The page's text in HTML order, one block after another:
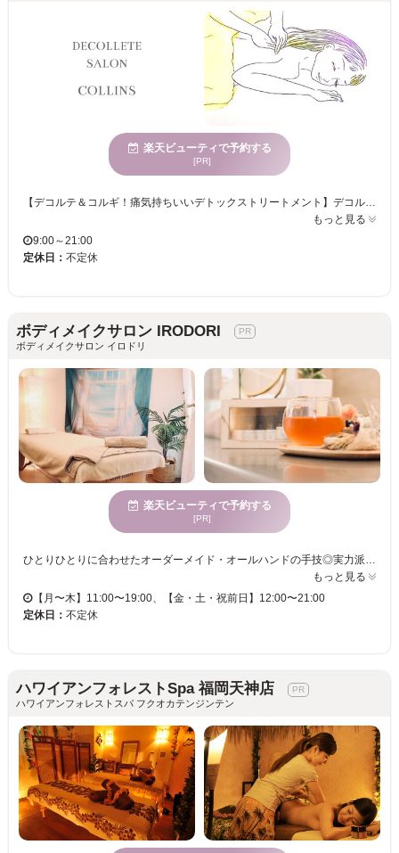
楽天ビューティで予約する
[PR]
【デコルテ＆コルギ！痛気持ちいいデトックストリートメント】デコルテにある鎖骨下リンパ節は「リンパの最終出口」といわれています。リンパは原則カラダの末端から心臓方向へと向かい、最後は鎖骨下へと流れ込み、体外へ排出される仕組みになっています。ところがデコルテが詰まっていると“ホースの出口が塞がっているような状態”となり、リンパの流れが停滞し、慢性的な肩コリ・首コリ・むくみ・疲労感の原因となります。そのため当店ではまずはじめにデコルテから施術を行うことでリンパ出口を開放し、デトックス効果を最大限高めたうえで全身骨気の施術に入ります。骨格を整え、筋膜をはがし、代謝の良いカラダへ導き、健やかな美しさを描いてゆきます。肩コリ・首コリ・むくみ・頭痛・慢性疲労といった不調でお悩みの方はぜひ一度ご相談くださいませ。オイルトリートメントを初めて受ける方にも、オイルトリートメントが好きで癒しも効果もどちらも求める方にも、ぜひお越しいただきたいと思います。【女性専用】【完全予約制】
もっと見る
9:00～21:00
定休日： 不定休
ボディメイクサロン IRODORI
ボディメイクサロン イロドリ
楽天ビューティで予約する
[PR]
ひとりひとりに合わせたオーダーメイド・オールハンドの手技◎実力派セラピストによるストレッチ・リリース・リンパドレナージュをかけ合わせた技術は「ツボをおさえた的確な施術」として老若男女問わず大人気！ どこへ行っても力加減に物足りなさを感じる男性のお客様からも、どこへ行ってもコリや痛みや不快感などの悩みが改善されず毎回その場しのぎになってしまう方からも「これだ！」のお声を多数いただいております♪
もっと見る
【月〜木】11:00〜19:00、【金・土・祝前日】12:00〜21:00
定休日： 不定休
ハワイアンフォレストSpa 福岡天神店
ハワイアンフォレストスパ フクオカテンジンテン